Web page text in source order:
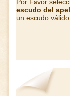
Por Favor
escudo del
un escudo válido.